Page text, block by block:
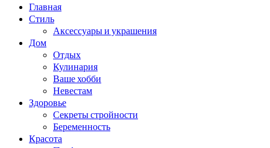
Главная
Стиль
Аксессуары и украшения
Дом
Отдых
Кулинария
Ваше хобби
Невестам
Здоровье
Секреты стройности
Беременность
Красота